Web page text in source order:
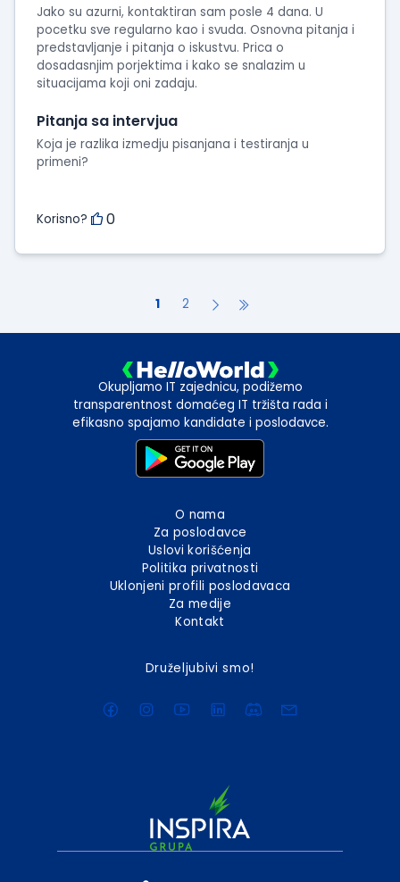
Jako su azurni, kontaktiran sam posle 4 dana. U
pocetku sve regularno kao i svuda. Osnovna pitanja i
predstavljanje i pitanja o iskustvu. Prica o
dosadasnjim porjektima i kako se snalazim u
situacijama koji oni zadaju.
Pitanja sa intervjua
Koja je razlika izmedju pisanjana i testiranja u
primeni?
Korisno? 0
1 2
Okupljamo IT zajednicu, podižemo
transparentnost domaćeg IT tržišta rada i
efikasno spajamo kandidate i poslodavce.
O nama
Za poslodavce
Uslovi korišćenja
Politika privatnosti
Uklonjeni profili poslodavaca
Za medije
Kontakt
Druželjubivi smo!